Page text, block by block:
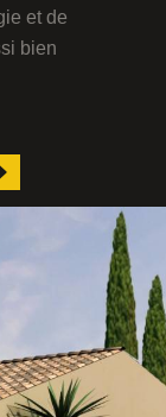
et de
bien